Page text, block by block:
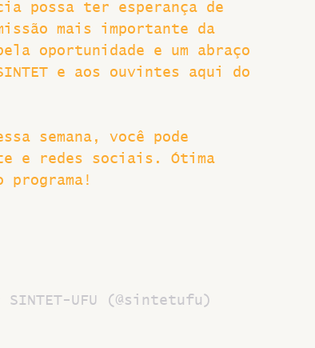
possa ter esperança de
mais importante da
oportunidade e um abraço
e aos ouvintes aqui do
semana, você pode
e redes sociais. Ótima
programa!
UFU (@sintetufu)